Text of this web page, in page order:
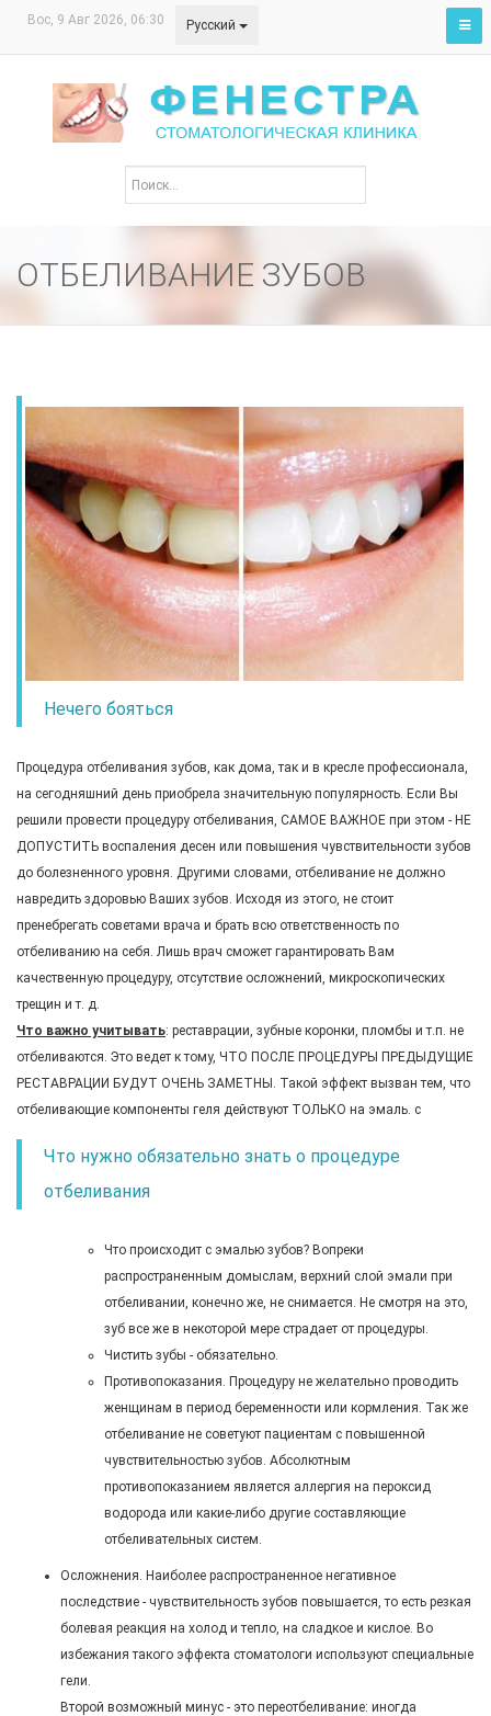
Русский
Вос, 9 Авг 2026, 06:30
ОТБЕЛИВАНИЕ ЗУБОВ
Нечего бояться
Процедура отбеливания зубов, как дома, так и в кресле профессионала,
на сегодняшний день приобрела значительную популярность. Если Вы
решили провести процедуру отбеливания, САМОЕ ВАЖНОЕ при этом - НЕ
ДОПУСТИТЬ воспаления десен или повышения чувствительности зубов
до болезненного уровня. Другими словами, отбеливание не должно
навредить здоровью Ваших зубов. Исходя из этого, не стоит
пренебрегать советами врача и брать всю ответственность по
отбеливанию на себя. Лишь врач сможет гарантировать Вам
качественную процедуру, отсутствие осложнений, микроскопических
трещин и т. д.
Что важно учитывать: реставрации, зубные коронки, пломбы и т.п. не
отбеливаются. Это ведет к тому, ЧТО ПОСЛЕ ПРОЦЕДУРЫ ПРЕДЫДУЩИЕ
РЕСТАВРАЦИИ БУДУТ ОЧЕНЬ ЗАМЕТНЫ. Такой эффект вызван тем, что
отбеливающие компоненты геля действуют ТОЛЬКО на эмаль. с
Что нужно обязательно знать о процедуре
отбеливания
Что происходит с эмалью зубов? Вопреки
распространенным домыслам, верхний слой эмали при
отбеливании, конечно же, не снимается. Не смотря на это,
зуб все же в некоторой мере страдает от процедуры.
Чистить зубы - обязательно.
Противопоказания. Процедуру не желательно проводить
женщинам в период беременности или кормления. Так же
отбеливание не советуют пациентам с повышенной
чувствительностью зубов. Абсолютным
противопоказанием является аллергия на пероксид
водорода или какие-либо другие составляющие
отбеливательных систем.
Осложнения. Наиболее распространенное негативное
последствие - чувствительность зубов повышается, то есть резкая
болевая реакция на холод и тепло, на сладкое и кислое. Во
избежания такого эффекта стоматологи используют специальные
гели.
Второй возможный минус - это переотбеливание: иногда